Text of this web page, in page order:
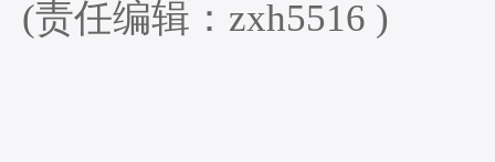
(责任编辑：zxh5516 )